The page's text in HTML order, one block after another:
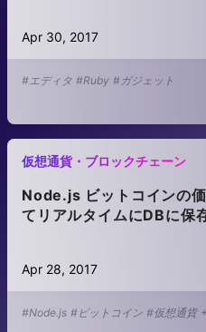
Apr 30, 2017
#エディタ #Ruby #ガジェット
仮想通貨・ブロックチェーン
Node.js ビットコインの
てリアルタイムにDBに保
Apr 28, 2017
#Node.js #ビットコイン #仮想通貨 +